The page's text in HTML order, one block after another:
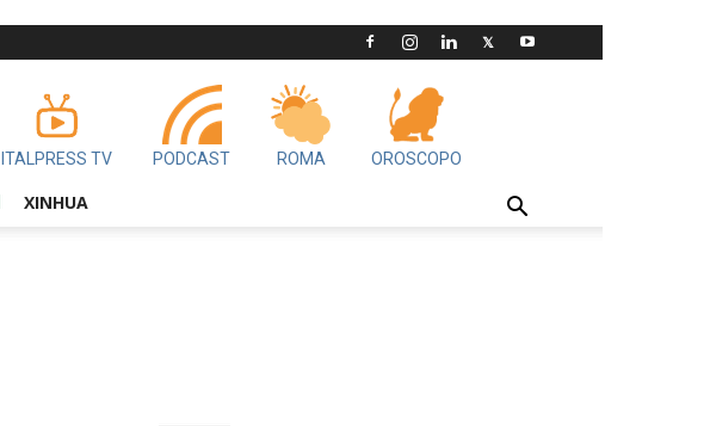
ITALPRESS TV PODCAST ROMA OROSCOPO
XINHUA